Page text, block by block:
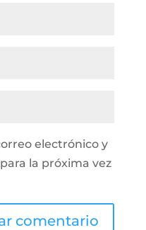
electrónico y
la próxima vez